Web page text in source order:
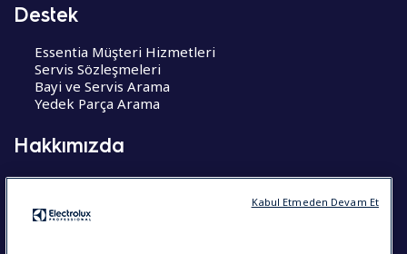
Destek
Essentia Müşteri Hizmetleri
Servis Sözleşmeleri
Bayi ve Servis Arama
Yedek Parça Arama
Hakkımızda
Hakkımızda
CoE – Mükemmelik Merkezleri
Kabul Etmeden Devam Et